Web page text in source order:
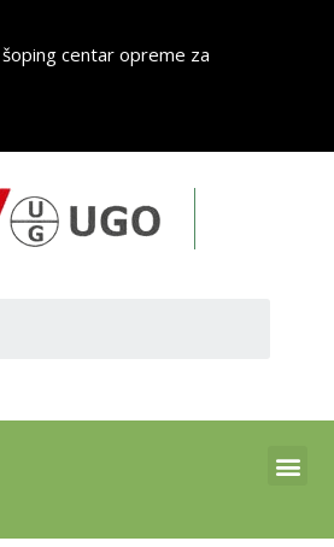
centar opreme za